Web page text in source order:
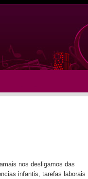
nos desligamos das
infantis, tarefas laborais